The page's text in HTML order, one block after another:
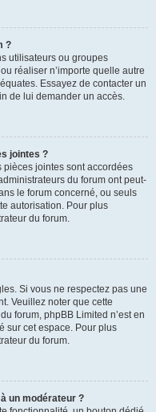
?
utilisateurs ou groupes
réaliser n’importe quelle autre
Essayez de contacter un
de lui demander un accès.
jointes ?
pièces jointes sont accordées
du forum ont peut-
le forum concerné, ou seuls
autorisation. Pour plus
du forum.
Si vous ne respectez pas une
Veuillez noter que cette
forum, phpBB Limited n’est en
sur cet espace. Pour plus
du forum.
un modérateur ?